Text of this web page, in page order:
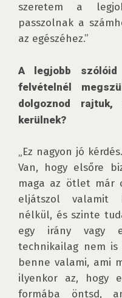
szeretem a
passzolnak a
az egészéhez.”
A legjobb
felvételnél
dolgoznod
kerülnek?
„Ez nagyon jó
Van, hogy elsőre
maga az ötlet már
eljátszol valamit
nélkül, és szinte
egy irány vagy
technikailag nem
benne valami, ami
ilyenkor az, hogy
formába öntsd,